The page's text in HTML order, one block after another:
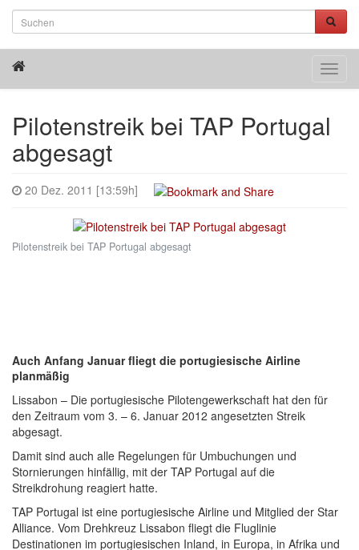
Pilotenstreik bei TAP Portugal
abgesagt
20 Dez. 2011 [13:59h]
Pilotenstreik bei TAP Portugal abgesagt
Auch Anfang Januar fliegt die portugiesische Airline
planmäßig
Lissabon – Die portugiesische Pilotengewerkschaft hat den für
den Zeitraum vom 3. – 6. Januar 2012 angesetzten Streik
abgesagt.
Damit sind auch alle Regelungen für Umbuchungen und
Stornierungen hinfällig, mit der TAP Portugal auf die
Streikdrohung reagiert hatte.
TAP Portugal ist eine portugiesische Airline und Mitglied der Star
Alliance. Vom Drehkreuz Lissabon fliegt die Fluglinie
Destinationen im portugiesischen Inland, in Europa, in Afrika und